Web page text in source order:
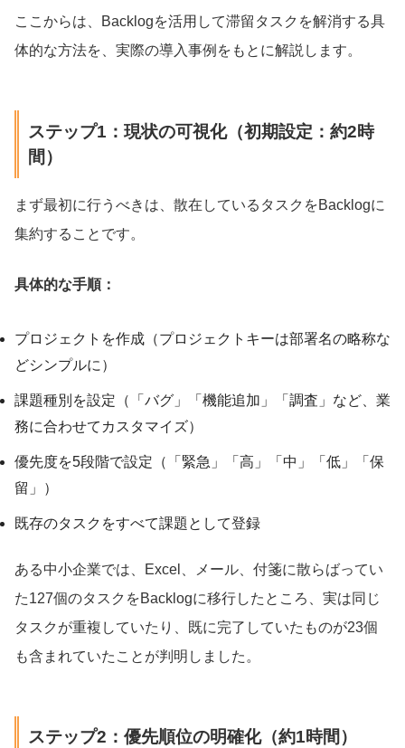
ここからは、Backlogを活用して滞留タスクを解消する具
体的な方法を、実際の導入事例をもとに解説します。
ステップ1：現状の可視化（初期設定：約2時
間）
まず最初に行うべきは、散在しているタスクをBacklogに
集約することです。
具体的な手順：
プロジェクトを作成（プロジェクトキーは部署名の略称な
どシンプルに）
課題種別を設定（「バグ」「機能追加」「調査」など、業
務に合わせてカスタマイズ）
優先度を5段階で設定（「緊急」「高」「中」「低」「保
留」）
既存のタスクをすべて課題として登録
ある中小企業では、Excel、メール、付箋に散らばってい
た127個のタスクをBacklogに移行したところ、実は同じ
タスクが重複していたり、既に完了していたものが23個
も含まれていたことが判明しました。
ステップ2：優先順位の明確化（約1時間）